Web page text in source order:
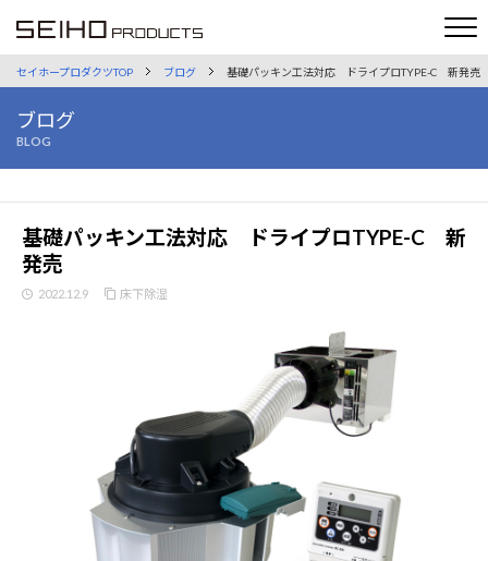
セイホープロダクツTOP ブログ 基礎パッキン工法対応 ドライプロTYPE-C 新発売
ブログ
BLOG
基礎パッキン工法対応 ドライプロTYPE-C 新
発売
2022.12.9 床下除湿